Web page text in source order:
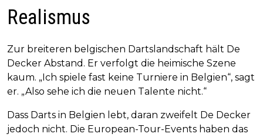
Realismus
Zur breiteren belgischen Dartslandschaft hält De
Decker Abstand. Er verfolgt die heimische Szene
kaum. „Ich spiele fast keine Turniere in Belgien“, sagt
er. „Also sehe ich die neuen Talente nicht.“
Dass Darts in Belgien lebt, daran zweifelt De Decker
jedoch nicht. Die European-Tour-Events haben das